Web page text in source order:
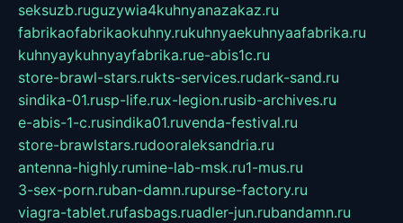
seksuzb.ruguzywia4kuhnyanazakaz.ru
fabrikaofabrikaokuhny.rukuhnyaekuhnyaafabrika.ru
kuhnyaykuhnyayfabrika.rue-abis1c.ru
store-brawl-stars.rukts-services.rudark-sand.ru
sindika-01.rusp-life.rux-legion.rusib-archives.ru
e-abis-1-c.rusindika01.ruvenda-festival.ru
store-brawlstars.rudooraleksandria.ru
antenna-highly.rumine-lab-msk.ru1-mus.ru
3-sex-porn.ruban-damn.rupurse-factory.ru
viagra-tablet.rufasbags.ruadler-jun.rubandamn.ru